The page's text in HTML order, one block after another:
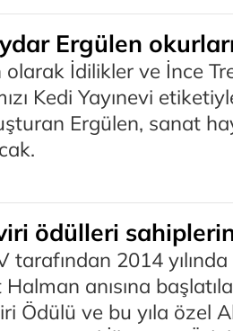
Ergülen
olarak İdilikler ve İnce
Kedi Yayınevi
Ergülen, sanat
ödülleri
tarafından 2014
Halman anısına
Ödülü ve bu yıla özel